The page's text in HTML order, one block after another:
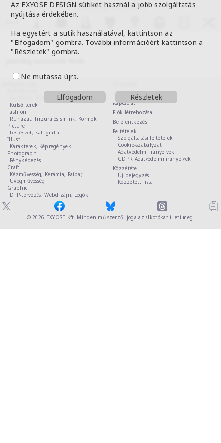
Az EXYOSE DESIGN sütiket használ a jobb szolgáltatás
nyújtása érdekében.
Ha egyetért a sütik használatával, kattintson az
"Elfogadom" gombra. További információért kattintson a
"Részletek" gombra.
Ne mutassa újra.
Elfogadom Részletek
Hírek
Tértervezés,Belső terek,
Külső terek
Fashion
Ruházat, Frizura és smink, Körmök
Picture
Festészet, Kalligráfia
Illust
Karakterek, Képregények
Photograph
Fényképezés
Craft
Kézművesség, Kerámia, Faipar,
Üvegművesség
Graphic
DTP-tervezés,Webdizájn, Logók
Hírek
Kapcsolat
Fiók létrehozása
Bejelentkezés
Feltételek
Szolgáltatási feltételek
Cookie-szabályzat
Adatvédelmi irányelvek
GDPR Adatvédelmi irányelvek
Közzététel
Új bejegyzés
Közzétett lista
© 2026 EXYOSE Kft. Minden mű szerzői joga az alkotókat illeti meg.